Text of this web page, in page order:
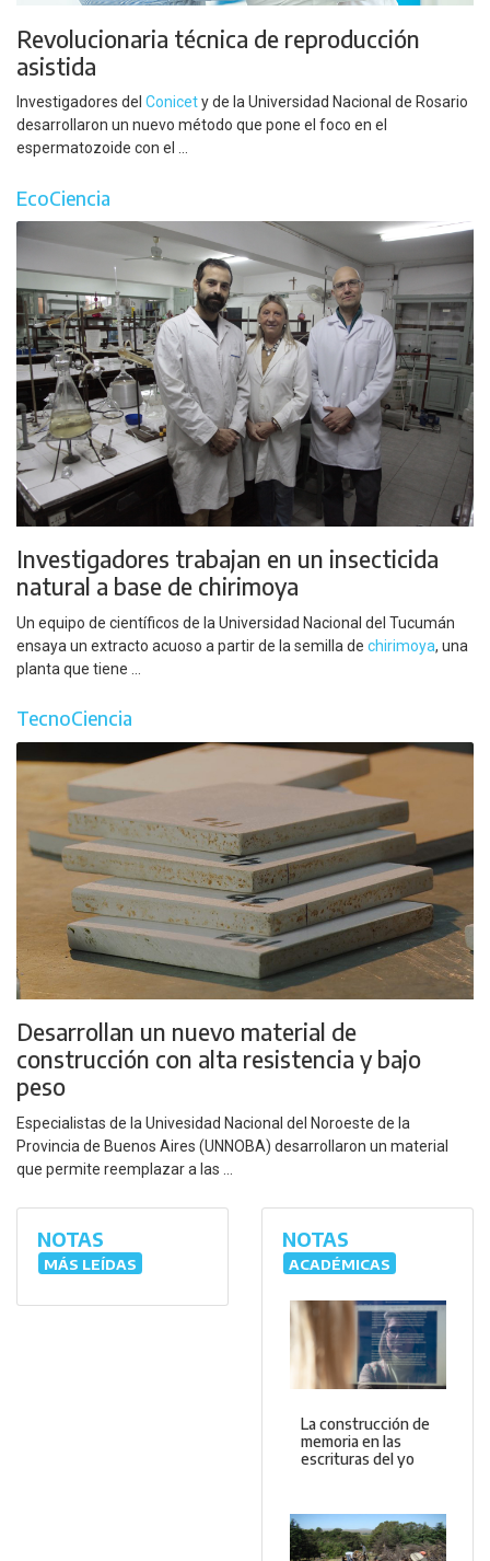
Revolucionaria técnica de reproducción
asistida
Investigadores del Conicety de la Universidad Nacional de Rosario
desarrollaron un nuevo método que pone el foco en el
espermatozoide con el ...
EcoCiencia
Investigadores trabajan en un insecticida
natural a base de chirimoya
Un equipo de científicos de la Universidad Nacional del Tucumán
ensaya un extracto acuoso a partir de la semilla de chirimoya, una
planta que tiene ...
TecnoCiencia
Desarrollan un nuevo material de
construcción con alta resistencia y bajo
peso
Especialistas de la Univesidad Nacional del Noroeste de la
Provincia de Buenos Aires (UNNOBA) desarrollaron un material
que permite reemplazar a las ...
NOTAS
MÁS LEÍDAS
NOTAS
ACADÉMICAS
La construcción de
memoria en las
escrituras del yo